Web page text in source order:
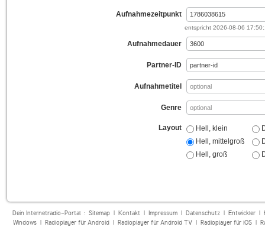
Aufnahmezeitpunkt
entspricht 2026-08-06
Aufnahmedauer
Partner-ID
Aufnahmetitel
Genre
Layout
Hell, klein
Hell, mittelgroß
Hell, groß
Dein Internetradio-Portal : Sitemap| Kontakt| Impressum| Datenschutz| Entwickler|
Windows| Radioplayer für Android| Radioplayer für Android TV| Radioplayer für iOS|